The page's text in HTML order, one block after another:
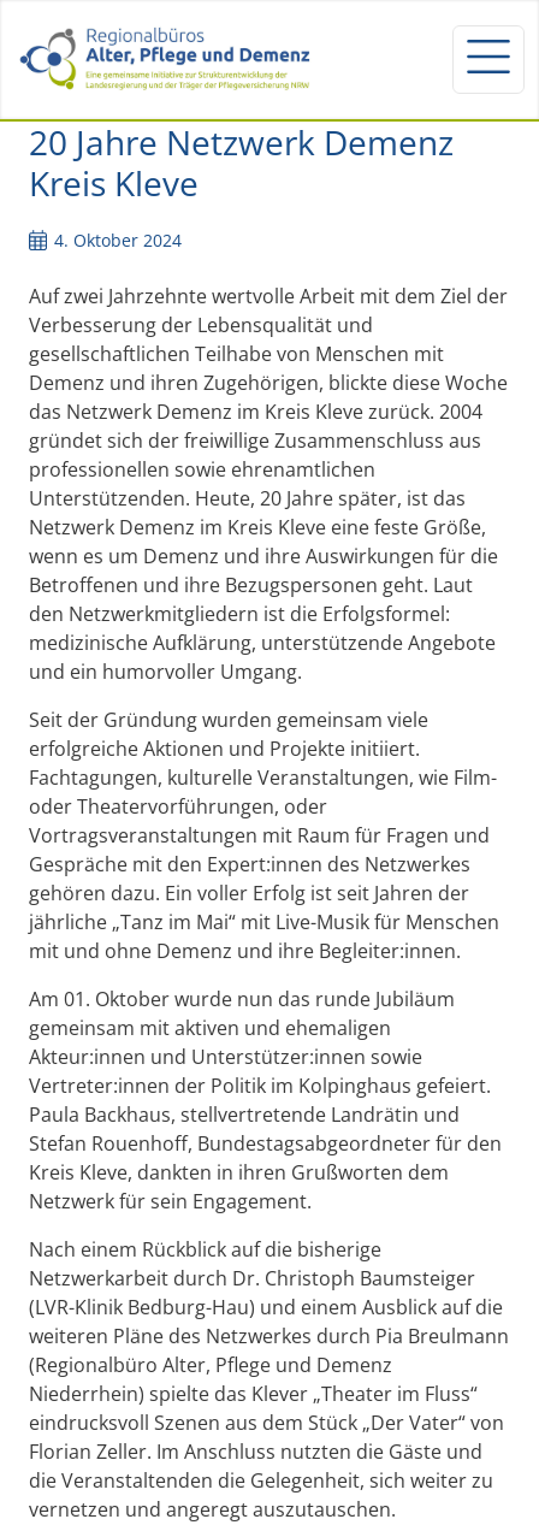
20 Jahre Netzwerk Demenz
Kreis Kleve
4. Oktober 2024
Auf zwei Jahrzehnte wertvolle Arbeit mit dem Ziel der
Verbesserung der Lebensqualität und
gesellschaftlichen Teilhabe von Menschen mit
Demenz und ihren Zugehörigen, blickte diese Woche
das Netzwerk Demenz im Kreis Kleve zurück. 2004
gründet sich der freiwillige Zusammenschluss aus
professionellen sowie ehrenamtlichen
Unterstützenden. Heute, 20 Jahre später, ist das
Netzwerk Demenz im Kreis Kleve eine feste Größe,
wenn es um Demenz und ihre Auswirkungen für die
Betroffenen und ihre Bezugspersonen geht. Laut
den Netzwerkmitgliedern ist die Erfolgsformel:
medizinische Aufklärung, unterstützende Angebote
und ein humorvoller Umgang.
Seit der Gründung wurden gemeinsam viele
erfolgreiche Aktionen und Projekte initiiert.
Fachtagungen, kulturelle Veranstaltungen, wie Film-
oder Theatervorführungen, oder
Vortragsveranstaltungen mit Raum für Fragen und
Gespräche mit den Expert:innen des Netzwerkes
gehören dazu. Ein voller Erfolg ist seit Jahren der
jährliche „Tanz im Mai“ mit Live-Musik für Menschen
mit und ohne Demenz und ihre Begleiter:innen.
Am 01. Oktober wurde nun das runde Jubiläum
gemeinsam mit aktiven und ehemaligen
Akteur:innen und Unterstützer:innen sowie
Vertreter:innen der Politik im Kolpinghaus gefeiert.
Paula Backhaus, stellvertretende Landrätin und
Stefan Rouenhoff, Bundestagsabgeordneter für den
Kreis Kleve, dankten in ihren Grußworten dem
Netzwerk für sein Engagement.
Nach einem Rückblick auf die bisherige
Netzwerkarbeit durch Dr. Christoph Baumsteiger
(LVR-Klinik Bedburg-Hau) und einem Ausblick auf die
weiteren Pläne des Netzwerkes durch Pia Breulmann
(Regionalbüro Alter, Pflege und Demenz
Niederrhein) spielte das Klever „Theater im Fluss“
eindrucksvoll Szenen aus dem Stück „Der Vater“ von
Florian Zeller. Im Anschluss nutzten die Gäste und
die Veranstaltenden die Gelegenheit, sich weiter zu
vernetzen und angeregt auszutauschen.